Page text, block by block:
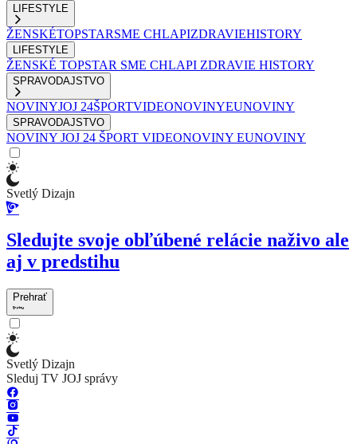
LIFESTYLE
ŽENSKÉTOPSTARSME CHLAPIZDRAVIEHISTORY
LIFESTYLE
ŽENSKÉ TOPSTAR SME CHLAPI ZDRAVIE HISTORY
SPRAVODAJSTVO
NOVINYJOJ 24ŠPORTVIDEONOVINYEUNOVINY
SPRAVODAJSTVO
NOVINY JOJ 24 ŠPORT VIDEONOVINY EUNOVINY
Svetlý Dizajn
Sledujte svoje obľúbené relácie naživo ale
aj v predstihu
Prehrať
Svetlý Dizajn
Sleduj TV JOJ správy